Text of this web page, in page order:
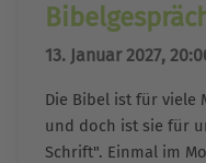
13. Januar 2027,
Die Bibel ist für viele
und doch ist sie für
Schrift". Einmal im